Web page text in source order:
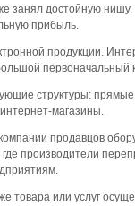
занял достойную
прибыль.
продукции.
первоначальный
структуры:
магазины.
продавцов
производители
товара или услуг